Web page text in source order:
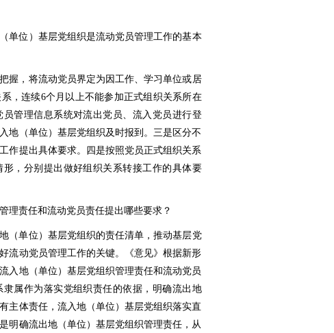
单位）基层党组织是流动党员管理工作的基本
握，将流动党员界定为因工作、学习单位或居
，连续6个月以上不能参加正式组织关系所在
管理信息系统对流出党员、流入党员进行登
地（单位）基层党组织及时报到。三是区分不
作提出具体要求。四是按照党员正式组织关系
，分别提出做好组织关系转接工作的具体要
理责任和流动党员责任提出哪些要求？
（单位）基层党组织的责任清单，推动基层党
流动党员管理工作的关键。《意见》根据新形
入地（单位）基层党组织管理责任和流动党员
属作为落实党组织责任的依据，明确流出地
主体责任，流入地（单位）基层党组织落实直
明确流出地（单位）基层党组织管理责任，从